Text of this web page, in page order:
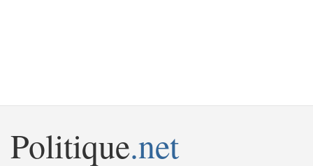
Politique.net